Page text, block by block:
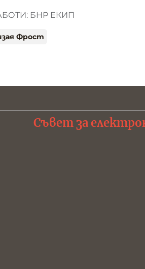
БНР ЕКИП
Фрост
Съвет за